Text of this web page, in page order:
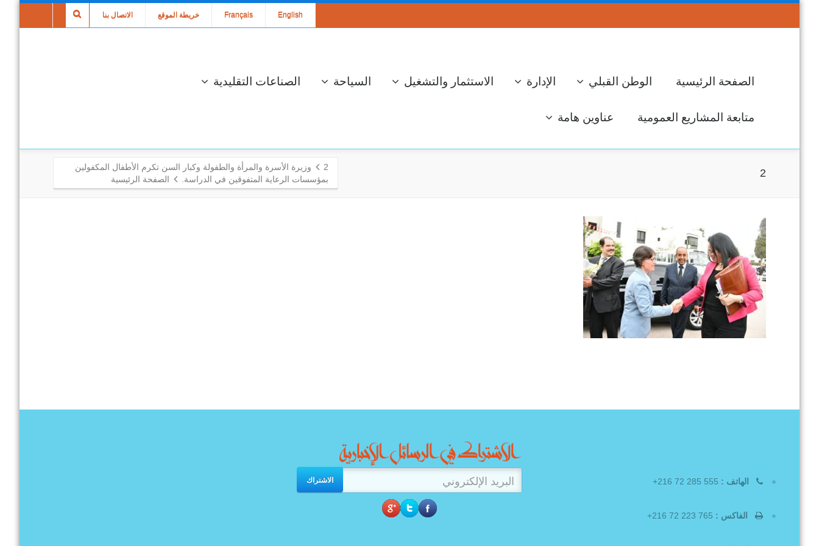
الاتصال بنا خريطة الموقع Français English
الصفحة الرئيسية الوطن القبلي الإدارة الاستثمار والتشغيل السياحة الصناعات التقليدية
متابعة المشاريع العمومية عناوين هامة
2
2
وزيرة الأسرة والمرأة والطفولة وكبار السن تكرم الأطفال المكفولين
بمؤسسات الرعاية المتفوقين في الدراسة.
الصفحة الرئيسية
الاشتراك الهاتف :
الفاكس :